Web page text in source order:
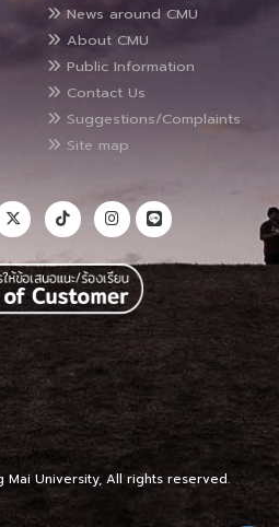
News around CMU
About CMU
Public Information
Contact Us
Suggestions/Complaints
Site map
University, All rights reserved.